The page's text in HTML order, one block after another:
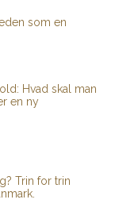
som en
Hvad skal man
en ny
Trin for trin